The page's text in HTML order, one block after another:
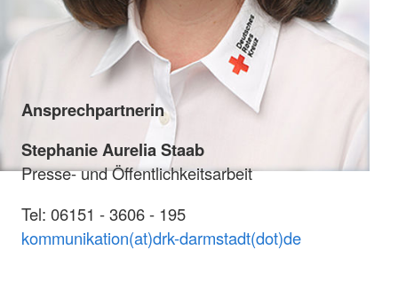
Ansprechpartnerin
Stephanie Aurelia Staab
Presse- und Öffentlichkeitsarbeit
Tel: 06151 - 3606 - 195
kommunikation(at)drk-darmstadt(dot)de